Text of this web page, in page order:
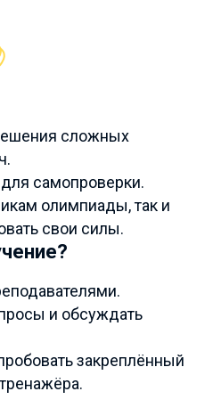
сложных
самопроверки.
олимпиады, так и
свои силы.
и обсуждать
закреплённый